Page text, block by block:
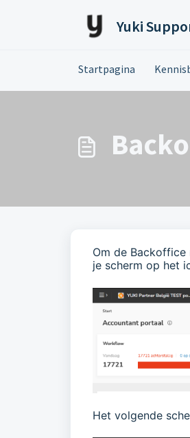
Yuki
Startpagina
Om de
je scherm op het
Het volgende